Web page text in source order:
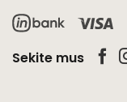
Sekite mus